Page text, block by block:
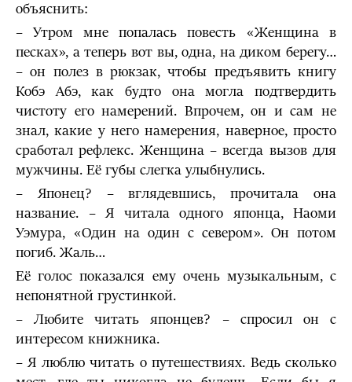
объяснить:
– Утром мне попалась повесть «Женщина в
песках», а теперь вот вы, одна, на диком берегу…
– он полез в рюкзак, чтобы предъявить книгу
Кобэ Абэ, как будто она могла подтвердить
чистоту его намерений. Впрочем, он и сам не
знал, какие у него намерения, наверное, просто
сработал рефлекс. Женщина – всегда вызов для
мужчины. Её губы слегка улыбнулись.
– Японец? – вглядевшись, прочитала она
название. – Я читала одного японца, Наоми
Уэмура, «Один на один с севером». Он потом
погиб. Жаль…
Её голос показался ему очень музыкальным, с
непонятной грустинкой.
– Любите читать японцев? – спросил он с
интересом книжника.
– Я люблю читать о путешествиях. Ведь сколько